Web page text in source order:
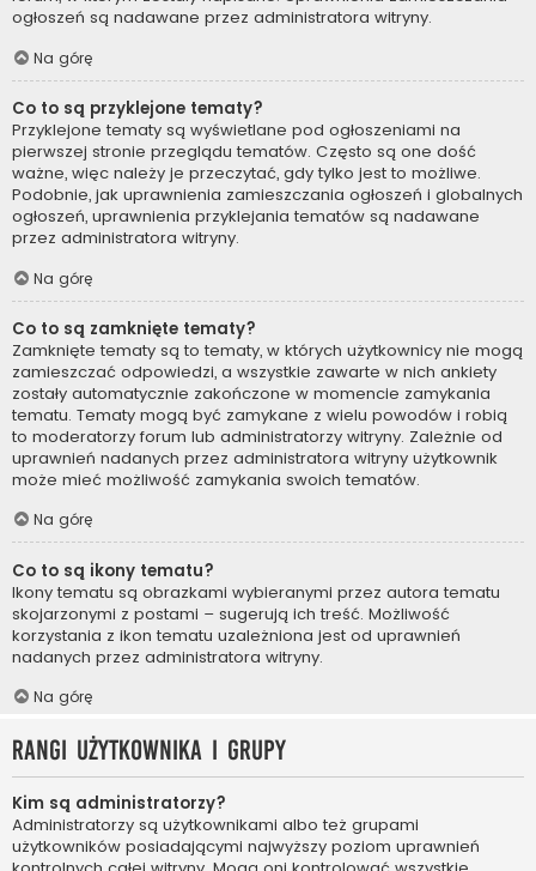
ogłoszeń są nadawane przez administratora witryny.
Na górę
Co to są przyklejone tematy?
Przyklejone tematy są wyświetlane pod ogłoszeniami na
pierwszej stronie przeglądu tematów. Często są one dość
ważne, więc należy je przeczytać, gdy tylko jest to możliwe.
Podobnie, jak uprawnienia zamieszczania ogłoszeń i globalnych
ogłoszeń, uprawnienia przyklejania tematów są nadawane
przez administratora witryny.
Na górę
Co to są zamknięte tematy?
Zamknięte tematy są to tematy, w których użytkownicy nie mogą
zamieszczać odpowiedzi, a wszystkie zawarte w nich ankiety
zostały automatycznie zakończone w momencie zamykania
tematu. Tematy mogą być zamykane z wielu powodów i robią
to moderatorzy forum lub administratorzy witryny. Zależnie od
uprawnień nadanych przez administratora witryny użytkownik
może mieć możliwość zamykania swoich tematów.
Na górę
Co to są ikony tematu?
Ikony tematu są obrazkami wybieranymi przez autora tematu
skojarzonymi z postami – sugerują ich treść. Możliwość
korzystania z ikon tematu uzależniona jest od uprawnień
nadanych przez administratora witryny.
Na górę
Rangi użytkownika i grupy
Kim są administratorzy?
Administratorzy są użytkownikami albo też grupami
użytkowników posiadającymi najwyższy poziom uprawnień